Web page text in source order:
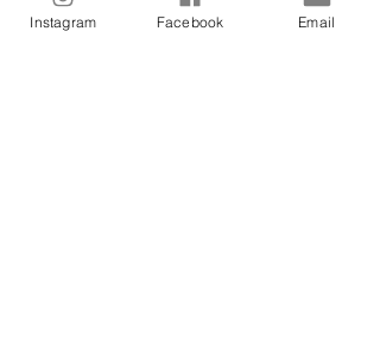
innerlijke vuur ontstoken wordt. Reken op een
UNIEKE ervaring!
Instagram Facebook Email